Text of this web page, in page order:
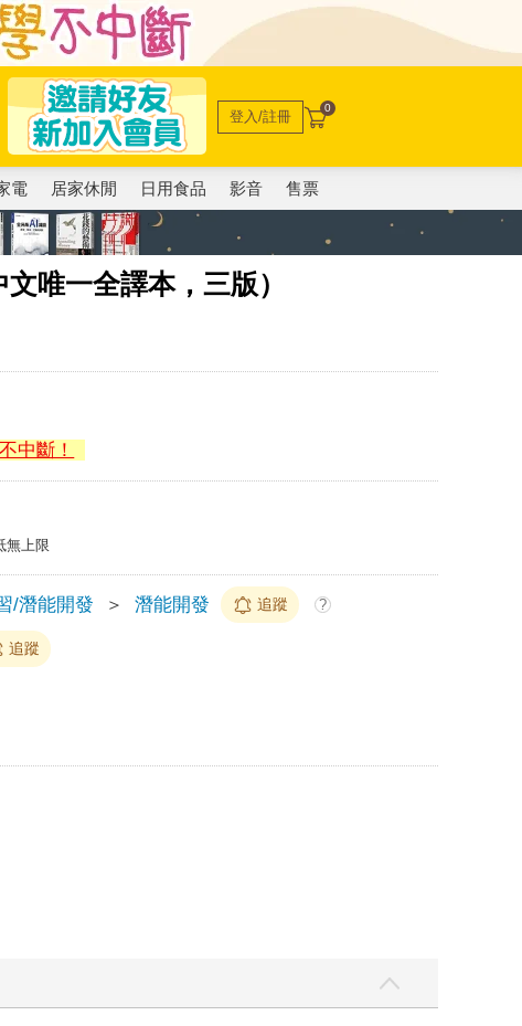
登入/註冊 0
電 居家休閒 日用食品 影音 售票
唯一全譯本，三版）
中斷！
無上限
/潛能開發 ＞ 潛能開發 追蹤 ?
追蹤